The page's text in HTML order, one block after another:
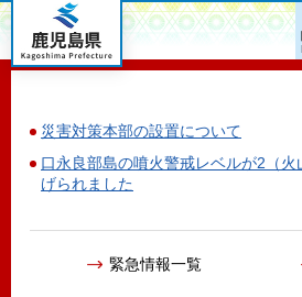
鹿児島県
災害対策本部の設置について
口永良部島の噴火警戒レベルが2（火
げられました
緊急情報一覧